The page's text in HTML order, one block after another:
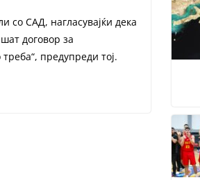
со САД, нагласувајќи дека
договор за
предупреди тој.